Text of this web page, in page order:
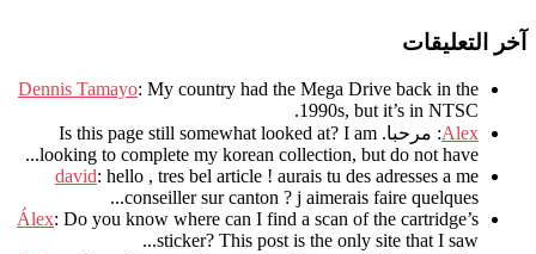
آخر التعليقات
Dennis Tamayo: My country had the Mega Drive back in the
1990s, but it’s in NTSC
.
Alex: مرحبا. Is this page still somewhat looked at? I am
looking to complete my korean collection, but do not have..
.
david: hello , tres bel article ! aurais tu des adresses a me
conseiller sur canton ? j aimerais faire quelques..
.
Álex: Do you know where can I find a scan of the cartridge’s
sticker? This post is the only site that I saw...